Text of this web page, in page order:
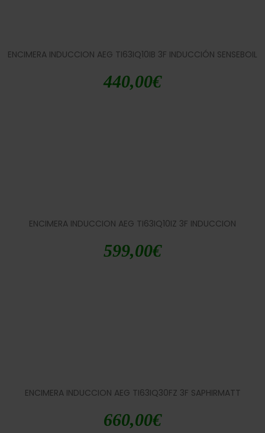
ENCIMERA INDUCCION AEG TI63IQ10IB 3F INDUCCIÓN SENSEBOIL
440,00€
ENCIMERA INDUCCION AEG TI63IQ10IZ 3F INDUCCION
599,00€
ENCIMERA INDUCCION AEG TI63IQ30FZ 3F SAPHIRMATT
660,00€